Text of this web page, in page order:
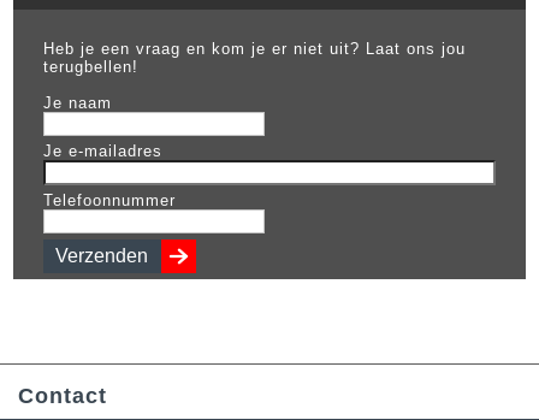
Heb je een vraag en kom je er niet uit? Laat ons jou
terugbellen!
Je naam
Je e-mailadres
Telefoonnummer
Contact